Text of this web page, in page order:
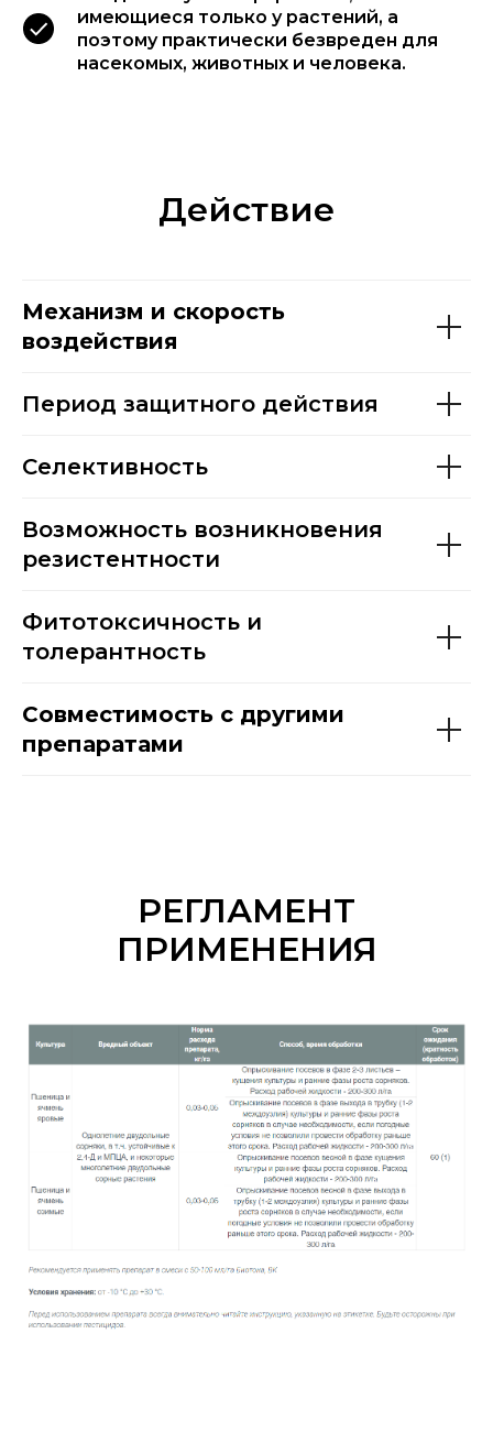
имеющиеся только у растений, а
поэтому практически безвреден для
насекомых, животных и человека.
Действие
Механизм и скорость
воздействия
Период защитного действия
Селективность
Возможность возникновения
резистентности
Фитотоксичность и
толерантность
Совместимость с другими
препаратами
РЕГЛАМЕНТ
ПРИМЕНЕНИЯ